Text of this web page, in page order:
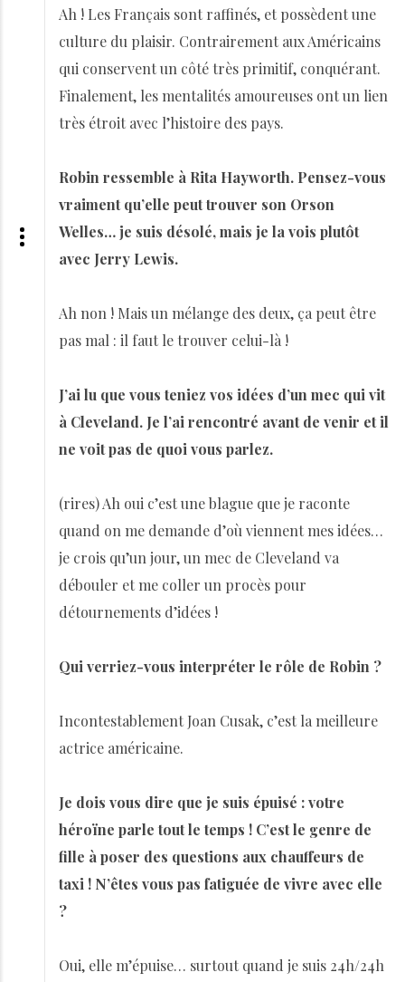
Ah ! Les Français sont raffinés, et possèdent une
culture du plaisir. Contrairement aux Américains
qui conservent un côté très primitif, conquérant.
Finalement, les mentalités amoureuses ont un lien
très étroit avec l’histoire des pays.
Robin ressemble à Rita Hayworth. Pensez-vous
vraiment qu’elle peut trouver son Orson
Welles… je suis désolé, mais je la vois plutôt
avec Jerry Lewis.
Ah non ! Mais un mélange des deux, ça peut être
pas mal : il faut le trouver celui-là !
J’ai lu que vous teniez vos idées d’un mec qui vit
à Cleveland. Je l’ai rencontré avant de venir et il
ne voit pas de quoi vous parlez.
(rires) Ah oui c’est une blague que je raconte
quand on me demande d’où viennent mes idées…
je crois qu’un jour, un mec de Cleveland va
débouler et me coller un procès pour
détournements d’idées !
Qui verriez-vous interpréter le rôle de Robin ?
Incontestablement Joan Cusak, c’est la meilleure
actrice américaine.
Je dois vous dire que je suis épuisé : votre
héroïne parle tout le temps ! C’est le genre de
fille à poser des questions aux chauffeurs de
taxi ! N’êtes vous pas fatiguée de vivre avec elle
?
Oui, elle m’épuise… surtout quand je suis 24h/24h